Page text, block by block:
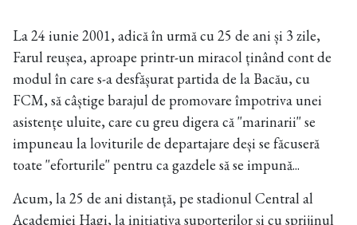
La 24 iunie 2001, adică în urmă cu 25 de ani și 3 zile,
Farul reușea, aproape printr-un miracol ținând cont de
modul în care s-a desfășurat partida de la Bacău, cu
FCM, să câștige barajul de promovare împotriva unei
asistențe uluite, care cu greu digera că ''marinarii'' se
impuneau la loviturile de departajare deși se făcuseră
toate ''eforturile'' pentru ca gazdele să se impună...
Acum, la 25 de ani distanță, pe stadionul Central al
Academiei Hagi, la inițiativa suporterilor și cu sprijinul